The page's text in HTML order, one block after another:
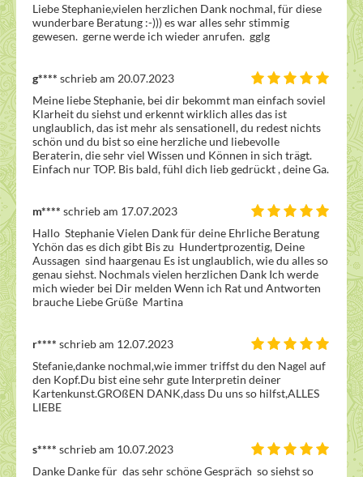
Liebe Stephanie,vielen herzlichen Dank nochmal, für diese
wunderbare Beratung :-))) es war alles sehr stimmig
gewesen.  gerne werde ich wieder anrufen.  gglg
g**** schrieb am 20.07.2023
Meine liebe Stephanie, bei dir bekommt man einfach soviel
Klarheit du siehst und erkennt wirklich alles das ist
unglaublich, das ist mehr als sensationell, du redest nichts
schön und du bist so eine herzliche und liebevolle
Beraterin, die sehr viel Wissen und Können in sich trägt.
Einfach nur TOP. Bis bald, fühl dich lieb gedrückt , deine Ga.
m**** schrieb am 17.07.2023
Hallo  Stephanie Vielen Dank für deine Ehrliche Beratung
Ychön das es dich gibt Bis zu  Hundertprozentig, Deine
Aussagen  sind haargenau Es ist unglaublich, wie du alles so
genau siehst. Nochmals vielen herzlichen Dank Ich werde
mich wieder bei Dir melden Wenn ich Rat und Antworten
brauche Liebe Grüße  Martina
r**** schrieb am 12.07.2023
Stefanie,danke nochmal,wie immer triffst du den Nagel auf
den Kopf.Du bist eine sehr gute Interpretin deiner
Kartenkunst.GROßEN DANK,dass Du uns so hilfst,ALLES
LIEBE
s**** schrieb am 10.07.2023
Danke Danke für  das sehr schöne Gespräch  so siehst so